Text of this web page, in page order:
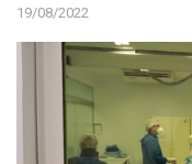
19/08/2022